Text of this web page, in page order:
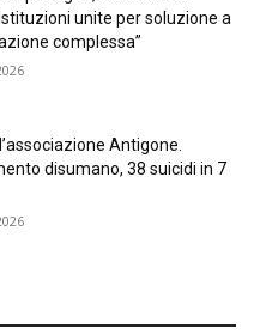
unite per soluzione a
complessa”
Antigone.
disumano, 38 suicidi in 7